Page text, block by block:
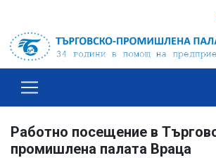
Работно посещение в
промишлена палата Враца